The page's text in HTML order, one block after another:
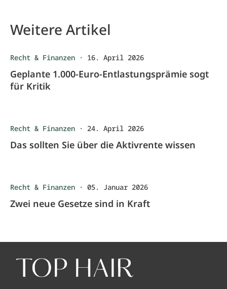
Weitere Artikel
Recht & Finanzen · 16. April 2026
Geplante 1.000-Euro-Entlastungsprämie sogt
für Kritik
Recht & Finanzen · 24. April 2026
Das sollten Sie über die Aktivrente wissen
Recht & Finanzen · 05. Januar 2026
Zwei neue Gesetze sind in Kraft